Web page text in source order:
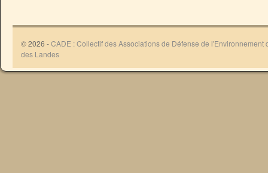
© 2026 -CADE : Collectif des Associations de Défense de l'Environnement
des Landes